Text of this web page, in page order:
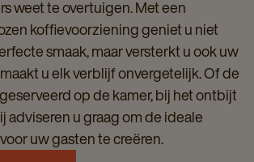
weet te overtuigen. Met een
koffievoorziening geniet u niet
smaak, maar versterkt u ook uw
u elk verblijf onvergetelijk. Of de
op de kamer, bij het ontbijt
adviseren u graag om de ideale
uw gasten te creëren.